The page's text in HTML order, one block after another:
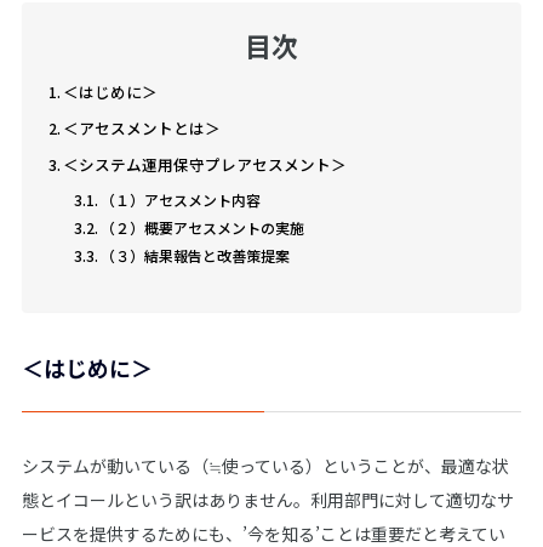
目次
＜はじめに＞
＜アセスメントとは＞
＜システム運用保守プレアセスメント＞
（１）アセスメント内容
（２）概要アセスメントの実施
（３）結果報告と改善策提案
＜はじめに＞
システムが動いている（≒使っている）ということが、最適な状
態とイコールという訳はありません。利用部門に対して適切なサ
ービスを提供するためにも、’今を知る’ことは重要だと考えてい